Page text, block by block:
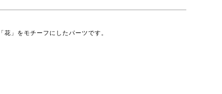
」をモチーフにしたパーツです。